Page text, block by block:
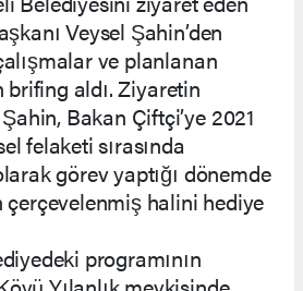
Veysel Şahin’den
ve planlanan
brifing aldı. Ziyaretin
Bakan Çiftçi’ye 2021
felaketi sırasında
görev yaptığı dönemde
çerçevelenmiş halini hediye
programının